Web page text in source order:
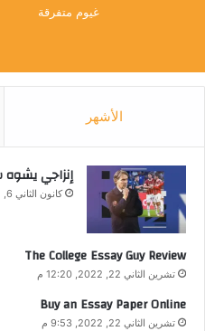
غيوم متفرقة
الأشهر
إنزاجي
كانون الثاني 6, 2025, 11:59 ص
The College Essay Guy Review
تشرين الثاني 22, 2022, 12:20 م
Buy an Essay Paper Online
تشرين الثاني 22, 2022, 9:53 م